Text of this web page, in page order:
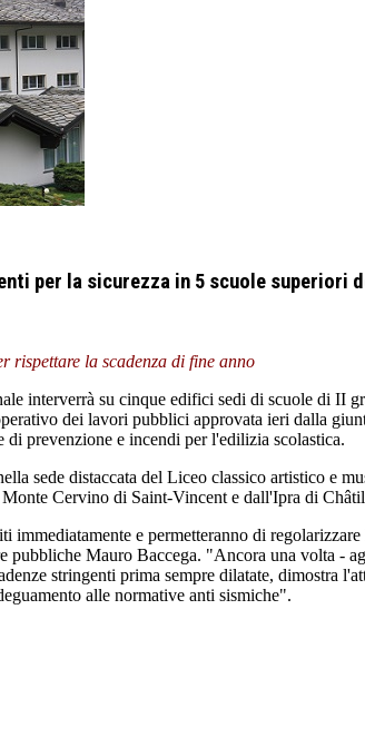
per la sicurezza in 5 scuole superiori
rispettare la scadenza di fine anno
interverrà su cinque edifici sedi di scuole di II
dei lavori pubblici approvata ieri dalla
di prevenzione e incendi per l'edilizia scolastica.
sede distaccata del Liceo classico artistico e
Cervino di Saint-Vincent e dall'Ipra di
immediatamente e permetteranno di
pubbliche Mauro Baccega. "Ancora una volta
stringenti prima sempre dilatate, dimostra
alle normative anti sismiche".